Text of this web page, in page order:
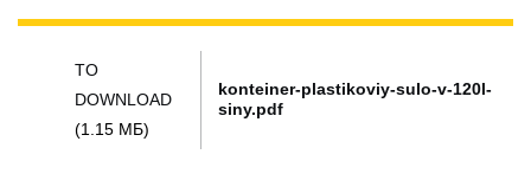
TO
DOWNLOAD
(1.15 МБ)
konteiner-plastikoviy-sulo-v-120l-
siny.pdf